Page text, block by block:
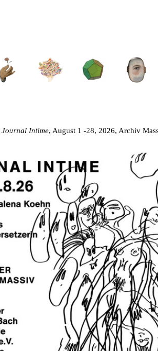
Journal Intime, August 1 -28, 2026, Archiv